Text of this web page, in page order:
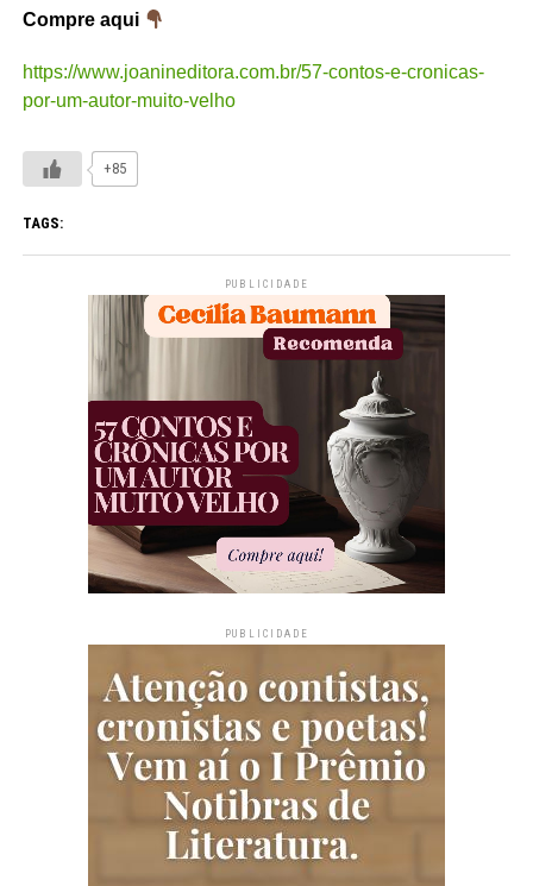
Compre aqui
https://www.joanineditora.com.br/57-contos-e-cronicas-
por-um-autor-muito-velho
+85
TAGS:
PUBLICIDADE
PUBLICIDADE